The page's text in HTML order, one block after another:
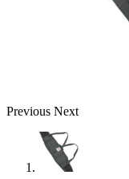
Previous Next